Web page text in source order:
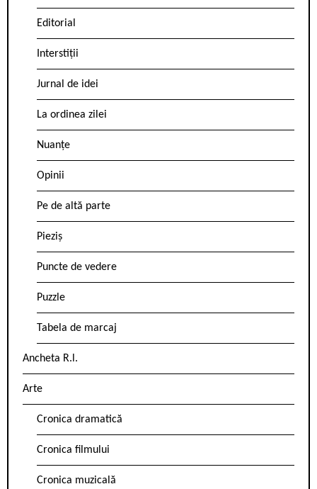
Editorial
Interstiții
Jurnal de idei
La ordinea zilei
Nuanțe
Opinii
Pe de altă parte
Pieziș
Puncte de vedere
Puzzle
Tabela de marcaj
Ancheta R.l.
Arte
Cronica dramatică
Cronica filmului
Cronica muzicală